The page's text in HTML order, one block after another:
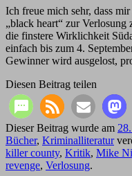
Ich freue mich sehr, dass
„black heart“ zur
die finstere Wirklichkeit
einfach bis zum 4.
Gewinner wird ausgelost,
Diesen Beitrag teilen
Dieser Beitrag wurde am
Bücher, Kriminalliteratur
killer county, Kritik, Mike
revenge, Verlosung.